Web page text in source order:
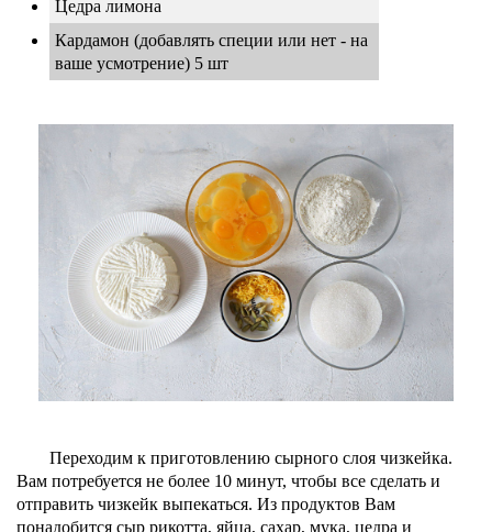
Цедра лимона
Кардамон (добавлять специи или нет - на
ваше усмотрение) 5 шт
Переходим к приготовлению сырного слоя чизкейка.
Вам потребуется не более 10 минут, чтобы все сделать и
отправить чизкейк выпекаться. Из продуктов Вам
понадобится сыр рикотта, яйца, сахар, мука, цедра и